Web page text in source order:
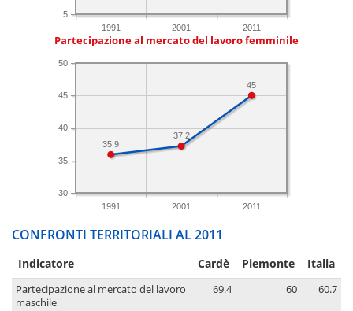
1991 2001 2011
5
Partecipazione al mercato del lavoro femminile
1991 2001 2011
30
35
40
45
50
45
37.2
35.9
CONFRONTI TERRITORIALI AL 2011
Indicatore Cardè Piemonte Italia
Partecipazione al mercato del lavoro
maschile
69.4 60 60.7